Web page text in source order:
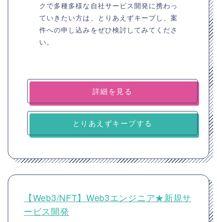
クで多種多様な自社サービス開発に携わっ
ていきたい方は、とりあえずキープし、案
件への申し込みをぜひ検討してみてくださ
い。
詳細を見る
とりあえずキープする
【Web3/NFT】Web3エンジニア★新規サ
ービス開発